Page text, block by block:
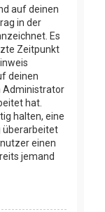
auf deinen
in der
Es
Zeitpunkt
deinen
Administrator
hat.
halten, eine
überarbeitet
einen
jemand